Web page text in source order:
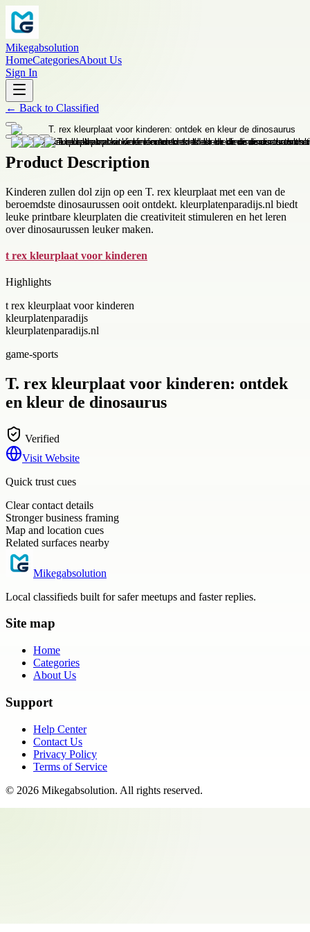
Mikegabsolution
HomeCategoriesAbout Us
Sign In
← Back to Classified
Product Description
Kinderen zullen dol zijn op een T. rex kleurplaat met een van de
beroemdste dinosaurussen ooit ontdekt. kleurplatenparadijs.nl biedt
leuke printbare kleurplaten die creativiteit stimuleren en het leren
over dinosaurussen leuker maken.
t rex kleurplaat voor kinderen
Highlights
t rex kleurplaat voor kinderen
kleurplatenparadijs
kleurplatenparadijs.nl
game-sports
T. rex kleurplaat voor kinderen: ontdek
en kleur de dinosaurus
Verified
Visit Website
Quick trust cues
Clear contact details
Stronger business framing
Map and location cues
Related surfaces nearby
Mikegabsolution
Local classifieds built for safer meetups and faster replies.
Site map
Home
Categories
About Us
Support
Help Center
Contact Us
Privacy Policy
Terms of Service
© 2026 Mikegabsolution. All rights reserved.